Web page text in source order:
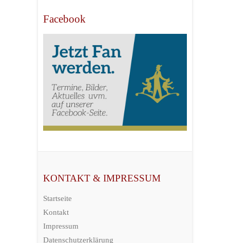
Facebook
KONTAKT & IMPRESSUM
Startseite
Kontakt
Impressum
Datenschutzerklärung